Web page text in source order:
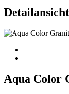
Detailansicht
Aqua Color